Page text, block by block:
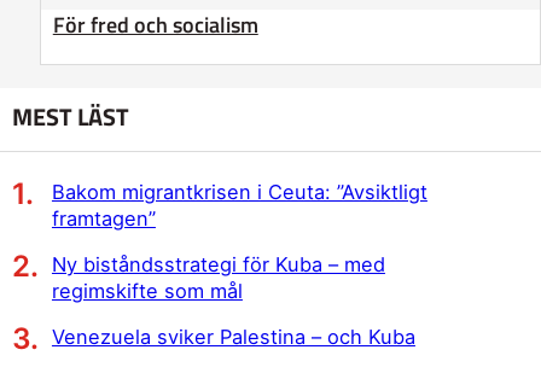
För fred och socialism
MEST LÄST
Bakom migrantkrisen i Ceuta: ”Avsiktligt
framtagen”
Ny biståndsstrategi för Kuba – med
regimskifte som mål
Venezuela sviker Palestina – och Kuba